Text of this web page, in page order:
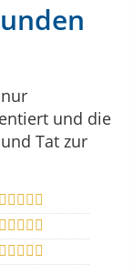
und die
Tat zur